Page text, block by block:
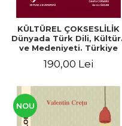
KÜLTÜREL ÇOKSESLİLİK
Dünyada Türk Dili,
ve Medeniyeti. Türkiye
Armağan/ POLIFONII
și civilizația turcă în lume.
Centenarului
190,00 Lei
NOU